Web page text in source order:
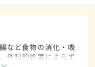
など食物の消化・吸
外科的処置によらず